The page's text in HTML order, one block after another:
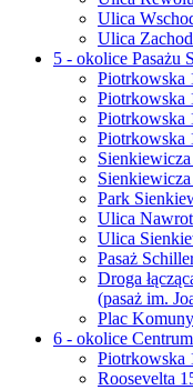
Ulica
Ulica
5 - okolice Pasażu
Piotrkowska
Piotrkowska
Piotrkowska
Piotrkowska
Sienkiewicza
Park
Ulica Nawrot
Ulica
Pasaż
Droga
(pasaż im.
Plac
6 - okolice
Piotrkowska
Roosevelta